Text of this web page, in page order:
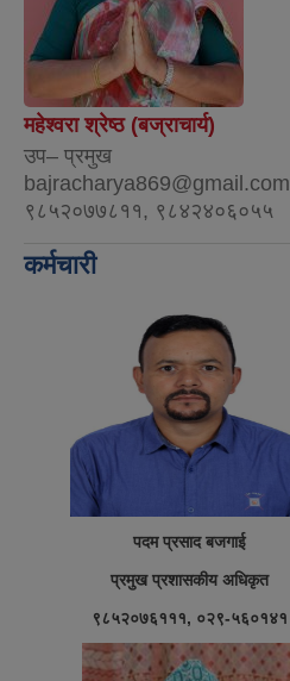
महेश्वरा श्रेष्ठ (बज्राचार्य)
उप– प्रमुख
bajracharya869@gmail.com
९८५२०७७८११, ९८४२४०६०५५
कर्मचारी
पदम प्रसाद बजगाई
प्रमुख प्रशासकीय अधिकृत
९८५२०७६१११, ०२९-५६०१४१